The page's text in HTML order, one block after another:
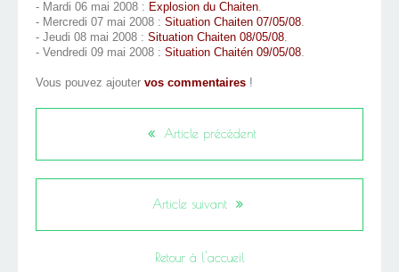
- Mardi 06 mai 2008 : Explosion du Chaiten.
- Mercredi 07 mai 2008 : Situation Chaiten 07/05/08.
- Jeudi 08 mai 2008 : Situation Chaiten 08/05/08.
- Vendredi 09 mai 2008 : Situation Chaitén 09/05/08.
Vous pouvez ajouter vos commentaires !
Article précédent
Article suivant
Retour à l'accueil